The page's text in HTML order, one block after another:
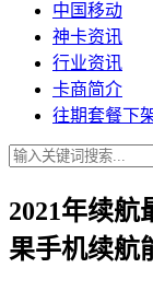
中国移动
神卡资讯
行业资讯
卡商简介
往期套餐下
2021年续航
果手机续航